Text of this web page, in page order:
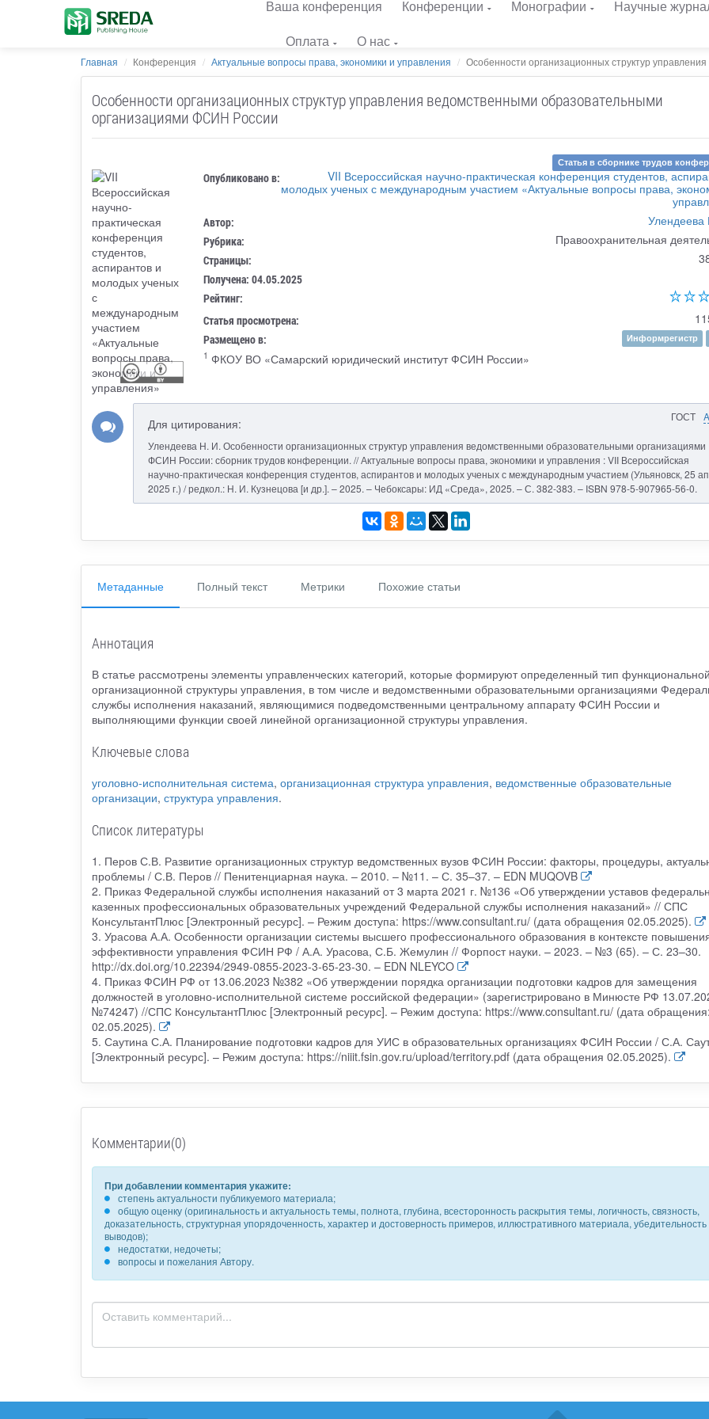
Ваша конференция Конференции Монографии
Научные
Оплата
О нас
Главная Конференция Актуальные вопросы права, экономики и управления Особенности организационных структур управления
Особенности организационных структур управления ведомственными образовательными
организациями ФСИН России
Статья в сборнике трудов
Опубликовано в:
VII Всероссийская научно-практическая конференция студентов,
молодых ученых с международным участием «Актуальные вопросы права,
Автор:
Рубрика: Правоохранительная
Страницы:
Получена: 04.05.2025
Рейтинг:
Статья просмотрена:
Размещено в: Информрегистр
1 ФКОУ ВО «Самарский юридический институт ФСИН России»
ГОСТ
Для цитирования:
Улендеева Н. И. Особенности организационных структур управления ведомственными образовательными организациями
ФСИН России: сборник трудов конференции. // Актуальные вопросы права, экономики и управления : VII Всероссийская
научно-практическая конференция студентов, аспирантов и молодых ученых с международным участием (Ульяновск, 25
2025 г.) / редкол.: Н. И. Кузнецова [и др.]. – 2025. – Чебоксары: ИД «Среда», 2025. – С. 382-383. – ISBN 978-5-907965-56-0.
Метаданные Полный текст Метрики Похожие статьи
Аннотация
В статье рассмотрены элементы управленческих категорий, которые формируют определенный тип функциональной
организационной структуры управления, в том числе и ведомственными образовательными организациями
службы исполнения наказаний, являющимися подведомственными центральному аппарату ФСИН России и
выполняющими функции своей линейной организационной структуры управления.
Ключевые слова
уголовно-исполнительная система, организационная структура управления, ведомственные образовательные
организации, структура управления.
Список литературы
1. Перов С.В. Развитие организационных структур ведомственных вузов ФСИН России: факторы, процедуры,
проблемы / С.В. Перов // Пенитенциарная наука. – 2010. – №11. – С. 35–37. – EDN MUQOVB
2. Приказ Федеральной службы исполнения наказаний от 3 марта 2021 г. №136 «Об утверждении уставов
казенных профессиональных образовательных учреждений Федеральной службы исполнения наказаний» // СПС
КонсультантПлюс [Электронный ресурс]. – Режим доступа: https://www.consultant.ru/ (дата обращения 02.05.2025).
3. Урасова А.А. Особенности организации системы высшего профессионального образования в контексте
эффективности управления ФСИН РФ / А.А. Урасова, С.Б. Жемулин // Форпост науки. – 2023. – №3 (65). – С. 23–30.
http://dx.doi.org/10.22394/2949-0855-2023-3-65-23-30. – EDN NLEYCO
4. Приказ ФСИН РФ от 13.06.2023 №382 «Об утверждении порядка организации подготовки кадров для замещения
должностей в уголовно-исполнительной системе российской федерации» (зарегистрировано в Минюсте РФ
№74247) //СПС КонсультантПлюс [Электронный ресурс]. – Режим доступа: https://www.consultant.ru/ (дата обращения:
02.05.2025).
5. Саутина С.А. Планирование подготовки кадров для УИС в образовательных организациях ФСИН России / С.А.
[Электронный ресурс]. – Режим доступа: https://niiit.fsin.gov.ru/upload/territory.pdf (дата обращения 02.05.2025).
Комментарии(0)
При добавлении комментария укажите:
степень актуальности публикуемого материала;
общую оценку (оригинальность и актуальность темы, полнота, глубина, всесторонность раскрытия темы, логичность, связность,
доказательность, структурная упорядоченность, характер и достоверность примеров, иллюстративного материала, убедительность
выводов);
недостатки, недочеты;
вопросы и пожелания Автору.